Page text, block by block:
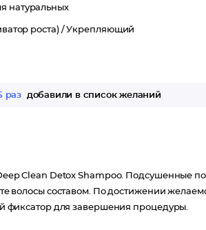
натуральных
роста) /Укрепляющий
раз добавили в список желаний
Clean Detox Shampoo. Подсушенные
волосы составом. По достижении
фиксатор для завершения процедуры.